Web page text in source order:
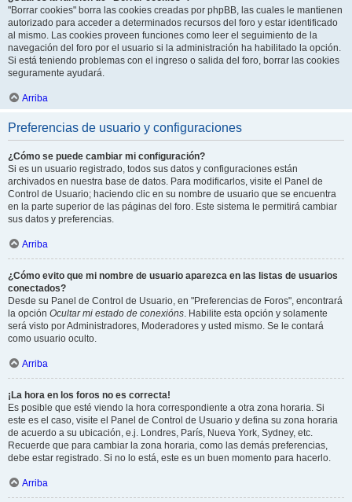
"Borrar cookies" borra las cookies creadas por phpBB, las cuales le mantienen
autorizado para acceder a determinados recursos del foro y estar identificado
al mismo. Las cookies proveen funciones como leer el seguimiento de la
navegación del foro por el usuario si la administración ha habilitado la opción.
Si está teniendo problemas con el ingreso o salida del foro, borrar las cookies
seguramente ayudará.
Arriba
Preferencias de usuario y configuraciones
¿Cómo se puede cambiar mi configuración?
Si es un usuario registrado, todos sus datos y configuraciones están
archivados en nuestra base de datos. Para modificarlos, visite el Panel de
Control de Usuario; haciendo clic en su nombre de usuario que se encuentra
en la parte superior de las páginas del foro. Este sistema le permitirá cambiar
sus datos y preferencias.
Arriba
¿Cómo evito que mi nombre de usuario aparezca en las listas de usuarios
conectados?
Desde su Panel de Control de Usuario, en "Preferencias de Foros", encontrará
la opción Ocultar mi estado de conexións. Habilite esta opción y solamente
será visto por Administradores, Moderadores y usted mismo. Se le contará
como usuario oculto.
Arriba
¡La hora en los foros no es correcta!
Es posible que esté viendo la hora correspondiente a otra zona horaria. Si
este es el caso, visite el Panel de Control de Usuario y defina su zona horaria
de acuerdo a su ubicación, e.j. Londres, París, Nueva York, Sydney, etc.
Recuerde que para cambiar la zona horaria, como las demás preferencias,
debe estar registrado. Si no lo está, este es un buen momento para hacerlo.
Arriba